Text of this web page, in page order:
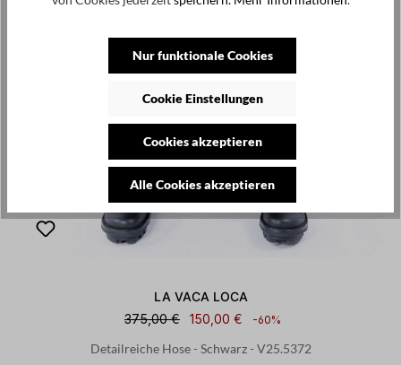
LA VACA LOCA
375,00 €
150,00 € -60%
Detailreiche Hose - Schwarz - V25.5372
Nur funktionale Cookies
Cookie Einstellungen
Cookies akzeptieren
Alle Cookies akzeptieren